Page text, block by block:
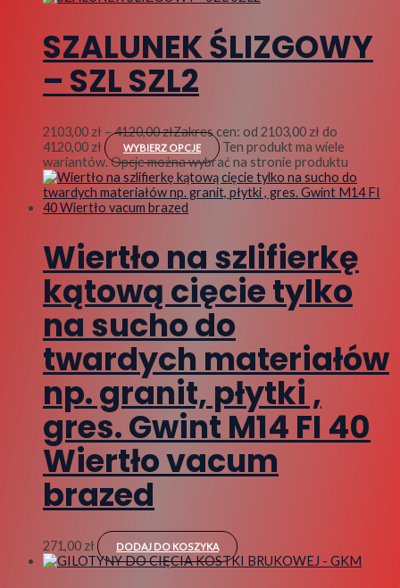
SZALUNEK ŚLIZGOWY
– SZL SZL2
2103,00 zł –4120,00złZakres cen: od 2103,00 zł do
4120,00 zł
WYBIERZ OPCJE
Ten produkt ma wiele
wariantów. Opcje można wybrać na stronie produktu
Wiertło na szlifierkę
kątową cięcie tylko
na sucho do
twardych materiałów
np. granit, płytki ,
gres. Gwint M14 FI 40
Wiertło vacum
brazed
271,00zł DODAJ DO KOSZYKA